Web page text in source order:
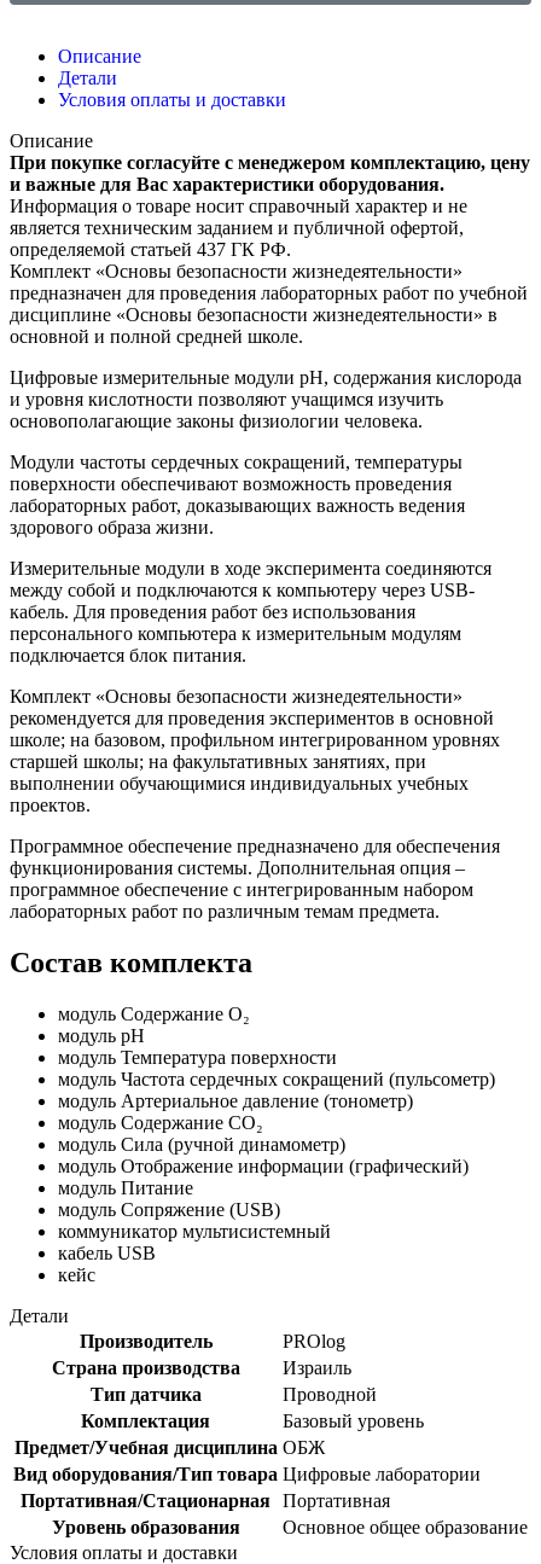
Описание
Детали
Условия оплаты и доставки
Описание
При покупке согласуйте с менеджером комплектацию, цену
и важные для Вас характеристики оборудования.
Информация о товаре носит справочный характер и не
является техническим заданием и публичной офертой,
определяемой статьей 437 ГК РФ.
Комплект «Основы безопасности жизнедеятельности»
предназначен для проведения лабораторных работ по учебной
дисциплине «Основы безопасности жизнедеятельности» в
основной и полной средней школе.
Цифровые измерительные модули рН, содержания кислорода
и уровня кислотности позволяют учащимся изучить
основополагающие законы физиологии человека.
Модули частоты сердечных сокращений, температуры
поверхности обеспечивают возможность проведения
лабораторных работ, доказывающих важность ведения
здорового образа жизни.
Измерительные модули в ходе эксперимента соединяются
между собой и подключаются к компьютеру через USB-
кабель. Для проведения работ без использования
персонального компьютера к измерительным модулям
подключается блок питания.
Комплект «Основы безопасности жизнедеятельности»
рекомендуется для проведения экспериментов в основной
школе; на базовом, профильном интегрированном уровнях
старшей школы; на факультативных занятиях, при
выполнении обучающимися индивидуальных учебных
проектов.
Программное обеспечение предназначено для обеспечения
функционирования системы. Дополнительная опция –
программное обеспечение с интегрированным набором
лабораторных работ по различным темам предмета.
Состав комплекта
модуль Содержание О₂
модуль pH
модуль Температура поверхности
модуль Частота сердечных сокращений (пульсометр)
модуль Артериальное давление (тонометр)
модуль Содержание СО₂
модуль Сила (ручной динамометр)
модуль Отображение информации (графический)
модуль Питание
модуль Сопряжение (USB)
коммуникатор мультисистемный
кабель USB
кейс
Детали
Производитель
PROlog
Страна производства
Израиль
Тип датчика
Проводной
Комплектация
Базовый уровень
Предмет/Учебная дисциплина ОБЖ
Вид оборудования/Тип товара Цифровые лаборатории
Портативная/Стационарная Портативная
Уровень образования
Основное общее образование
Условия оплаты и доставки